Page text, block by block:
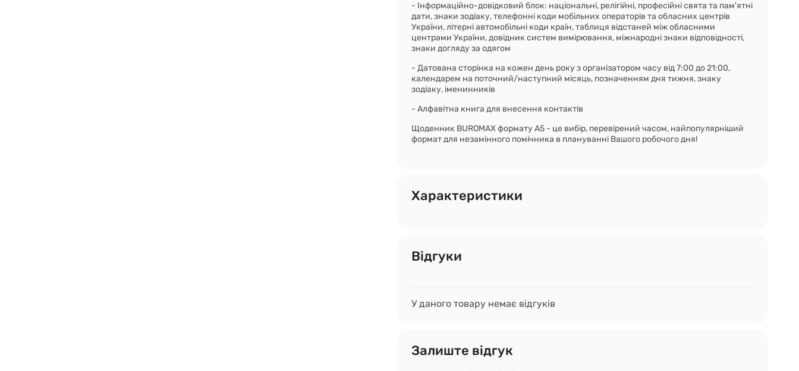
- Інформаційно-довідковий блок: національні, релігійні, професійні свята та пам'ятні
дати, знаки зодіаку, телефонні коди мобільних операторів та обласних центрів
України, літерні автомобільні коди країн, таблиця відстаней між обласними
центрами України, довідник систем вимірювання, міжнародні знаки відповідності,
знаки догляду за одягом
- Датована сторінка на кожен день року з організатором часу від 7:00 до 21:00,
календарем на поточний/наступний місяць, позначенням дня тижня, знаку
зодіаку, іменинників
- Алфавітна книга для внесення контактів
Щоденник BUROMAX формату А5 - це вибір, перевірений часом, найпопулярніший
формат для незамінного помічника в плануванні Вашого робочого дня!
Характеристики
Відгуки
У даного товару немає відгуків
Залиште відгук